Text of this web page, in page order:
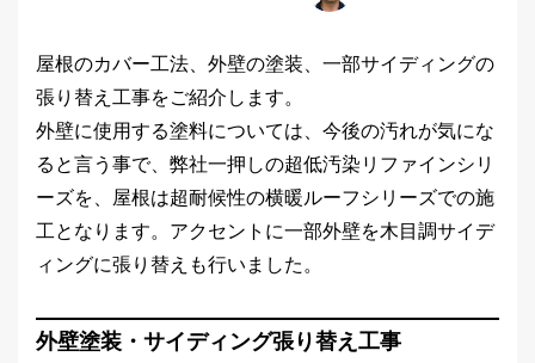
屋根のカバー工法、外壁の塗装、一部サイディングの
張り替え工事をご紹介します。
外壁に使用する塗料については、今後の汚れが気にな
ると言う事で、弊社一押しの超低汚染リファインシリ
ーズを、屋根は超耐候性の横暖ルーフシリーズでの施
工となります。アクセントに一部外壁を木目調サイデ
ィングに張り替えも行いました。
外壁塗装・サイディング張り替え工事